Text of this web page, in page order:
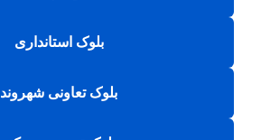
بلوک استانداری
بلوک تعاونی شهروند